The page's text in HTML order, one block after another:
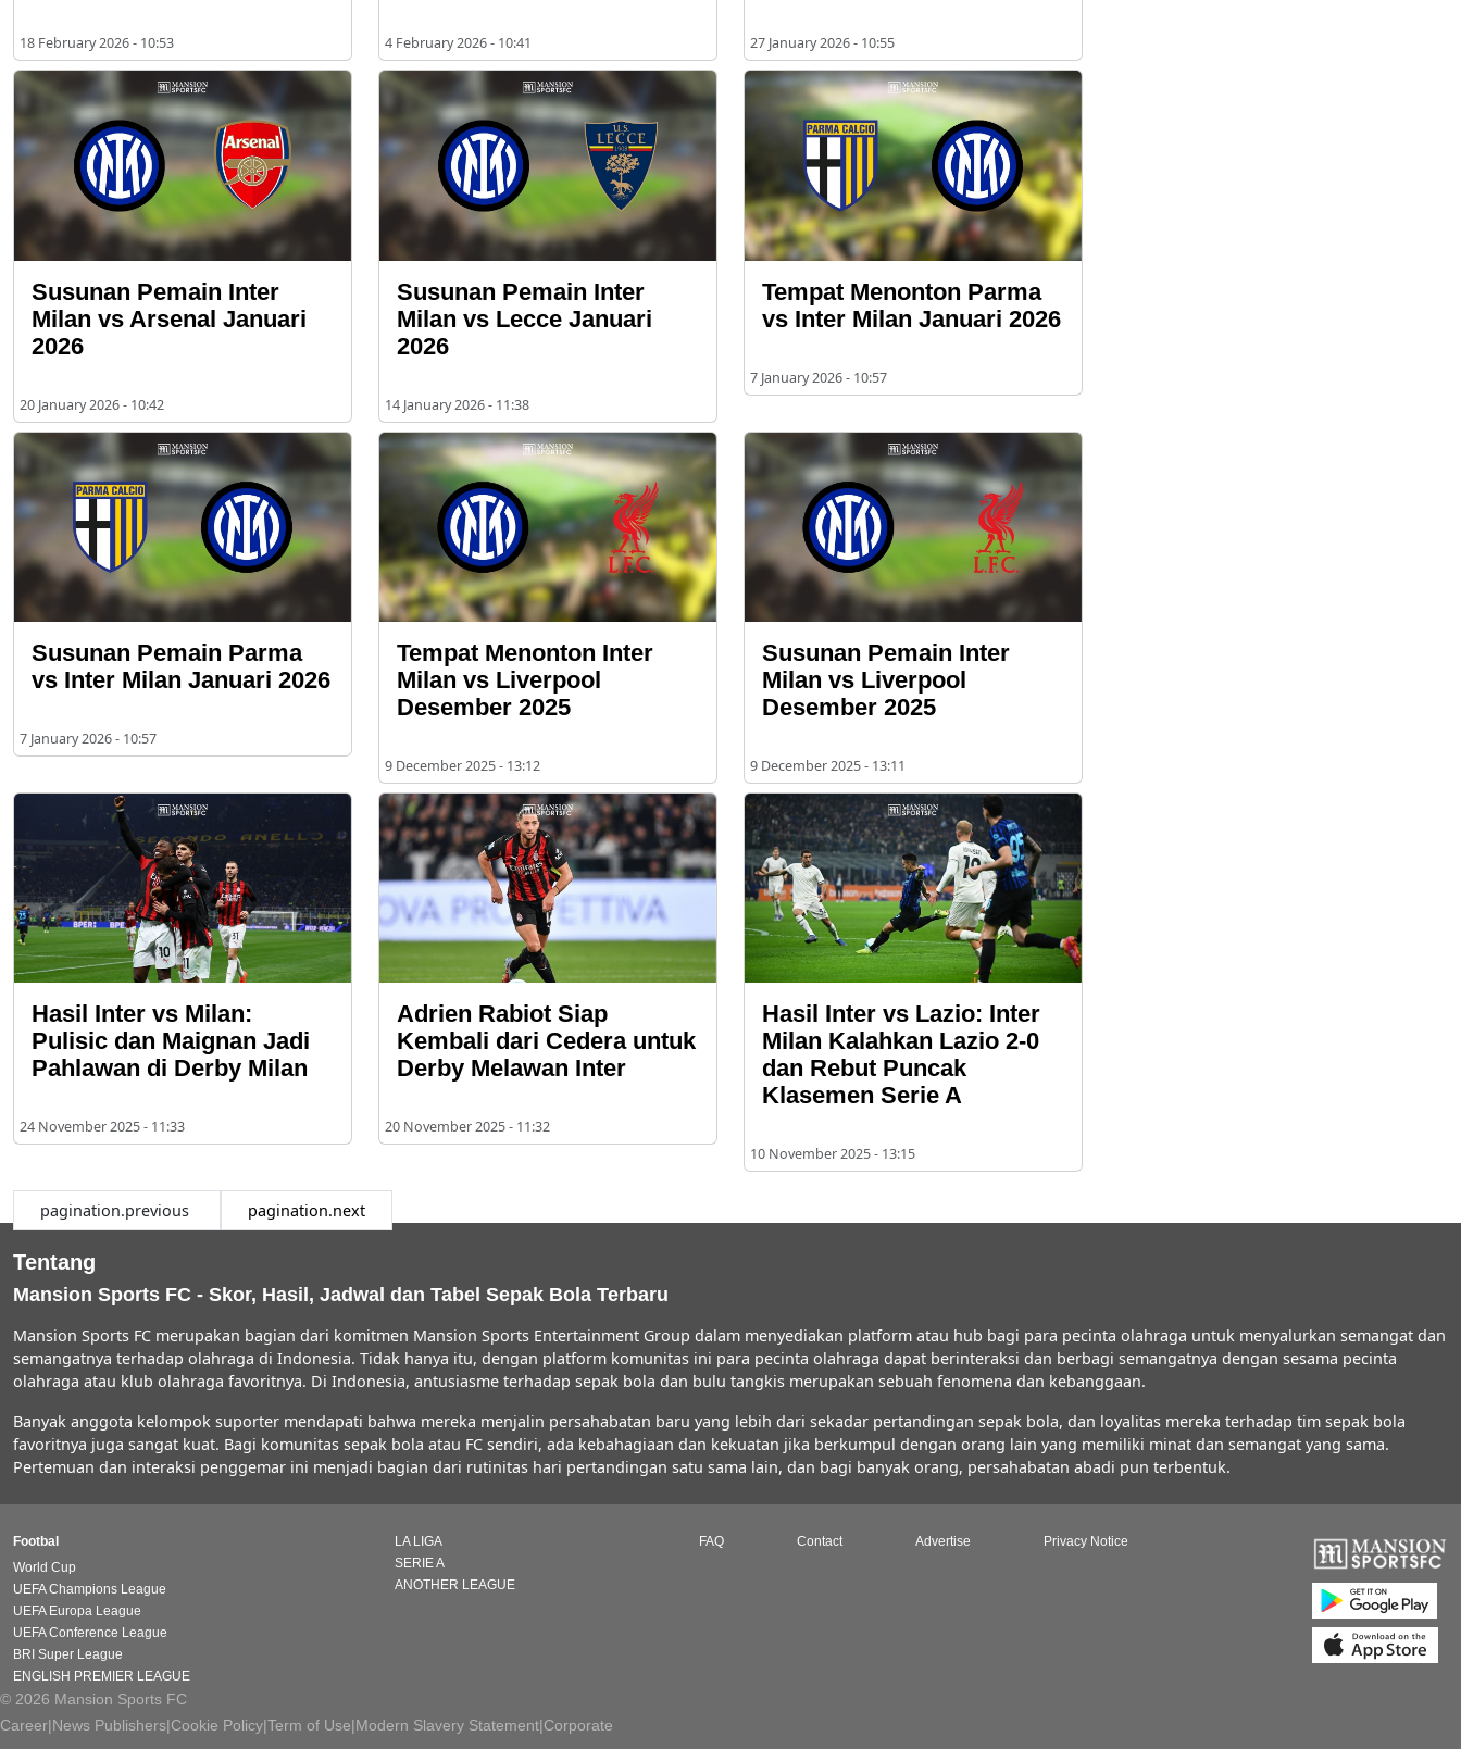
18 February 2026 - 10:53 4 February 2026 - 10:41 27 January 2026 - 10:55
Susunan Pemain Inter
Milan vs Arsenal Januari
2026
20 January 2026 - 10:42
Susunan Pemain Inter
Milan vs Lecce Januari
2026
14 January 2026 - 11:38
Tempat Menonton Parma
vs Inter Milan Januari 2026
7 January 2026 - 10:57
Susunan Pemain Parma
vs Inter Milan Januari 2026
7 January 2026 - 10:57
Tempat Menonton Inter
Milan vs Liverpool
Desember 2025
9 December 2025 - 13:12
Susunan Pemain Inter
Milan vs Liverpool
Desember 2025
9 December 2025 - 13:11
Hasil Inter vs Milan:
Pulisic dan Maignan Jadi
Pahlawan di Derby Milan
24 November 2025 - 11:33
Adrien Rabiot Siap
Kembali dari Cedera untuk
Derby Melawan Inter
20 November 2025 - 11:32
Hasil Inter vs Lazio: Inter
Milan Kalahkan Lazio 2-0
dan Rebut Puncak
Klasemen Serie A
10 November 2025 - 13:15
pagination.previous pagination.next
Tentang
Mansion Sports FC - Skor, Hasil, Jadwal dan Tabel Sepak Bola Terbaru
Mansion Sports FC merupakan bagian dari komitmen Mansion Sports Entertainment Group dalam menyediakan platform atau hub bagi para pecinta olahraga untuk menyalurkan semangat dan
semangatnya terhadap olahraga di Indonesia. Tidak hanya itu, dengan platform komunitas ini para pecinta olahraga dapat berinteraksi dan berbagi semangatnya dengan sesama pecinta
olahraga atau klub olahraga favoritnya. Di Indonesia, antusiasme terhadap sepak bola dan bulu tangkis merupakan sebuah fenomena dan kebanggaan.
Banyak anggota kelompok suporter mendapati bahwa mereka menjalin persahabatan baru yang lebih dari sekadar pertandingan sepak bola, dan loyalitas mereka terhadap tim sepak bola
favoritnya juga sangat kuat. Bagi komunitas sepak bola atau FC sendiri, ada kebahagiaan dan kekuatan jika berkumpul dengan orang lain yang memiliki minat dan semangat yang sama.
Pertemuan dan interaksi penggemar ini menjadi bagian dari rutinitas hari pertandingan satu sama lain, dan bagi banyak orang, persahabatan abadi pun terbentuk.
Footbal
World Cup
UEFA Champions League
UEFA Europa League
UEFA Conference League
BRI Super League
ENGLISH PREMIER LEAGUE
LA LIGA
SERIE A
ANOTHER LEAGUE
FAQ Contact Advertise Privacy Notice
© 2026 Mansion Sports FC
Career|News Publishers|Cookie Policy|Term of Use|Modern Slavery Statement|Corporate